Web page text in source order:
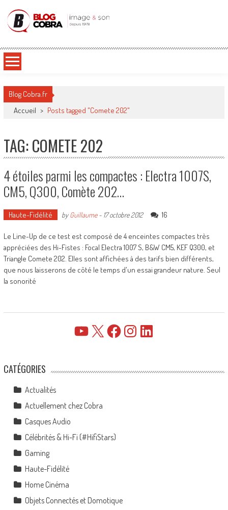
Blog Cobra
Blog Cobra.fr
Accueil > Posts tagged "Comete 202"
TAG: COMETE 202
4 étoiles parmi les compactes : Electra 1007S,
CM5, Q300, Comète 202…
Haute-Fidélité byGuillaume- 17 octobre 2012 16
Le Line-Up de ce test est composé de 4 enceintes compactes très
appréciées des Hi-Fistes : Focal Electra 1007 S, B&W CM5, KEF Q300, et
Triangle Comete 202. Elles sont affichées à des tarifs bien différents,
que nous laisserons de côté le temps d'un essai grandeur nature. Seul
la sonorité
YouTube FacebookInstagramLinkedIn
CATÉGORIES
Actualités
Actuellement chez Cobra
Casques Audio
Célébrités & Hi-Fi (#HifiStars)
Gaming
Haute-Fidélité
Home Cinéma
Objets Connectés et Domotique